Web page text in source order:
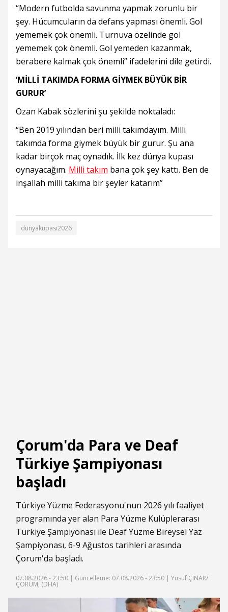
“Modern futbolda savunma yapmak zorunlu bir
şey. Hücumcuların da defans yapması önemli. Gol
yememek çok önemli. Turnuva özelinde gol
yememek çok önemli. Gol yemeden kazanmak,
berabere kalmak çok önemli” ifadelerini dile getirdi.
‘MİLLİ TAKIMDA FORMA GİYMEK BÜYÜK BİR
GURUR’
Ozan Kabak sözlerini şu şekilde noktaladı:
“Ben 2019 yılından beri milli takımdayım. Milli
takımda forma giymek büyük bir gurur. Şu ana
kadar birçok maç oynadık. İlk kez dünya kupası
oynayacağım. Milli takım bana çok şey kattı. Ben de
inşallah milli takıma bir şeyler katarım”
dünyakupası2026
Çorum'da Para ve Deaf
Türkiye Şampiyonası
başladı
Türkiye Yüzme Federasyonu'nun 2026 yılı faaliyet
programında yer alan Para Yüzme Kulüplerarası
Türkiye Şampiyonası ile Deaf Yüzme Bireysel Yaz
Şampiyonası, 6-9 Ağustos tarihleri arasında
Çorum'da başladı.
07.08.2026 - 23:50 | Güncelleme: 07.08.2026 - 23:50 | Yusuf ÇINAR/
ÇORUM, (DHA)